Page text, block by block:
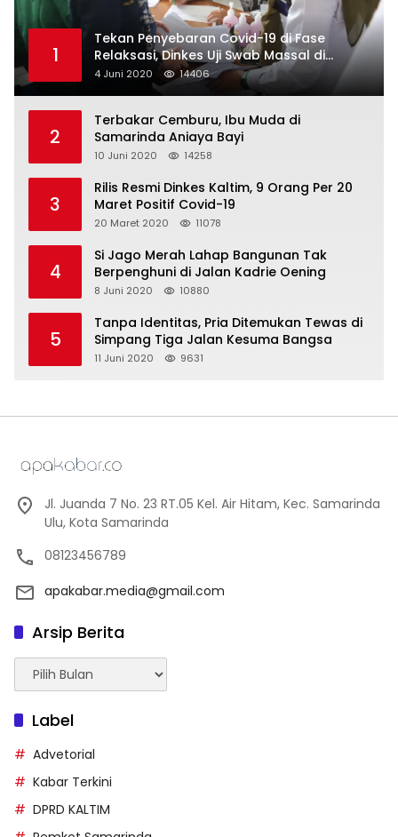
1
Tekan Penyebaran Covid-19 di Fase
Relaksasi, Dinkes Uji Swab Massal di
Pelabuhan Samarinda
4 Juni 2020 14406
2
Terbakar Cemburu, Ibu Muda di
Samarinda Aniaya Bayi
10 Juni 2020 14258
3
Rilis Resmi Dinkes Kaltim, 9 Orang Per 20
Maret Positif Covid-19
20 Maret 2020 11078
4
Si Jago Merah Lahap Bangunan Tak
Berpenghuni di Jalan Kadrie Oening
8 Juni 2020 10880
5
Tanpa Identitas, Pria Ditemukan Tewas di
Simpang Tiga Jalan Kesuma Bangsa
11 Juni 2020 9631
Jl. Juanda 7 No. 23 RT.05 Kel. Air Hitam, Kec. Samarinda
Ulu, Kota Samarinda
08123456789
apakabar.media@gmail.com
Arsip Berita
Arsip
Berita
Label
Advetorial
Kabar Terkini
DPRD KALTIM